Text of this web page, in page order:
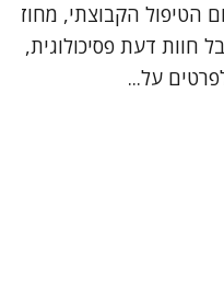
הטיפול הקבוצתי, מחוז
חוות דעת פסיכולוגית,
על...